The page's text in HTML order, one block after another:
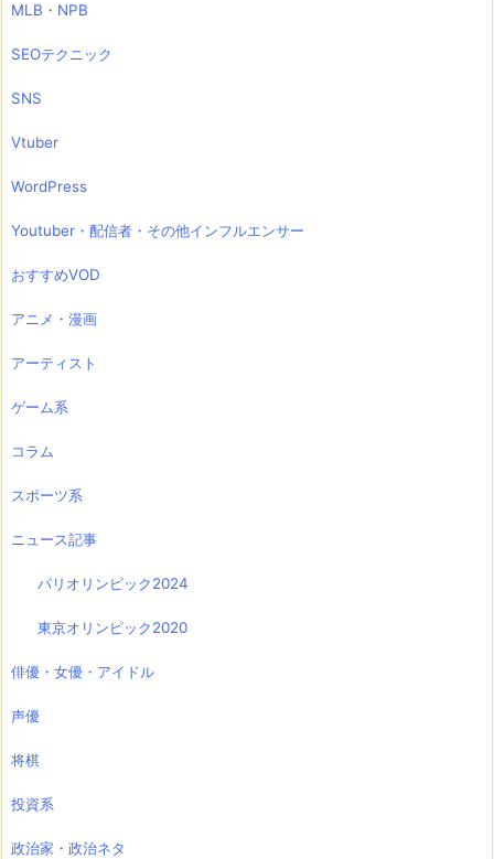
MLB・NPB
SEOテクニック
SNS
Vtuber
WordPress
Youtuber・配信者・その他インフルエンサー
おすすめVOD
アニメ・漫画
アーティスト
ゲーム系
コラム
スポーツ系
ニュース記事
パリオリンピック2024
東京オリンピック2020
俳優・女優・アイドル
声優
将棋
投資系
政治家・政治ネタ